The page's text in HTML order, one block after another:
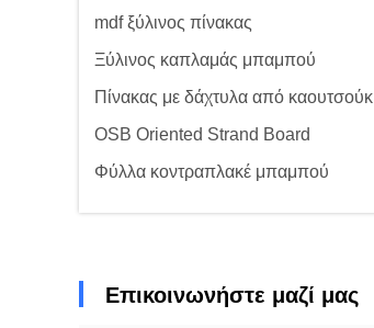
mdf ξύλινος πίνακας
Ξύλινος καπλαμάς μπαμπού
Πίνακας με δάχτυλα από καουτσούκ
OSB Oriented Strand Board
Φύλλα κοντραπλακέ μπαμπού
Επικοινωνήστε μαζί μας